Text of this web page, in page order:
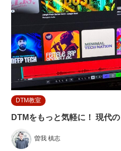
DTM教室
DTMをもっと気軽に！ 現代
曽我 槙志